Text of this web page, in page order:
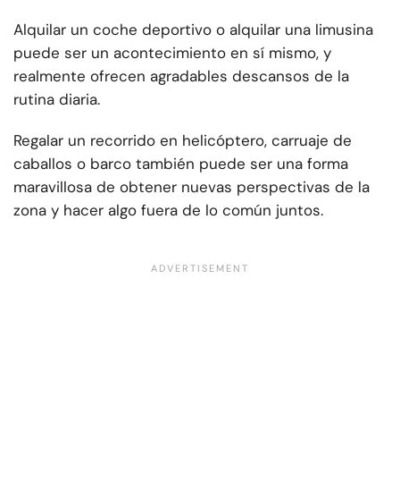
Alquilar un coche deportivo o alquilar una limusina
puede ser un acontecimiento en sí mismo, y
realmente ofrecen agradables descansos de la
rutina diaria.
Regalar un recorrido en helicóptero, carruaje de
caballos o barco también puede ser una forma
maravillosa de obtener nuevas perspectivas de la
zona y hacer algo fuera de lo común juntos.